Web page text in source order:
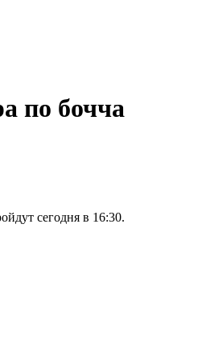
по бочча
сегодня в 16:30.